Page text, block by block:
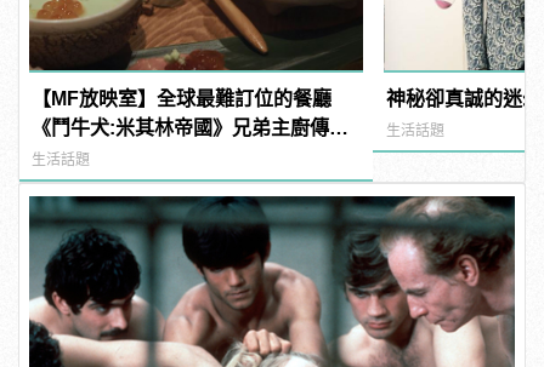
【MF放映室】全球最難訂位的餐廳
《鬥牛犬:米其林帝國》兄弟主廚傳奇
揭秘
生活話題
神秘卻真誠的迷
生活話題